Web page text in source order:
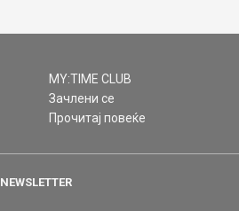
MY:TIME CLUB
Зачлени се
Прочитај повеќе
NEWSLETTER